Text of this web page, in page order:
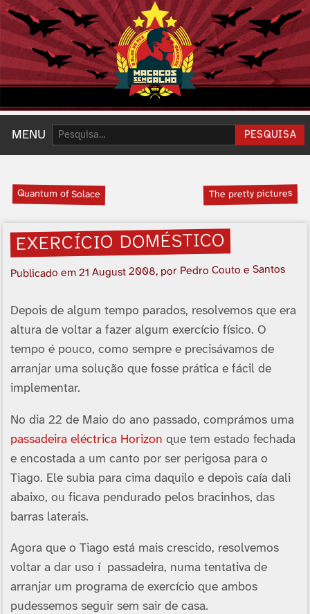
MENU Pesquisar: PESQUISA
Quantum of Solace The pretty pictures
EXERCÍ­CIO DOMÉSTICO
Publicado em21 August 2008, por Pedro Couto e Santos
Depois de algum tempo parados, resolvemos que era
altura de voltar a fazer algum exercí­cio fí­sico. O
tempo é pouco, como sempre e precisávamos de
arranjar uma solução que fosse prática e fácil de
implementar.
No dia 22 de Maio do ano passado, comprámos uma
passadeira eléctrica Horizon que tem estado fechada
e encostada a um canto por ser perigosa para o
Tiago. Ele subia para cima daquilo e depois caí­a dali
abaixo, ou ficava pendurado pelos bracinhos, das
barras laterais.
Agora que o Tiago está mais crescido, resolvemos
voltar a dar uso í passadeira, numa tentativa de
arranjar um programa de exercí­cio que ambos
pudessemos seguir sem sair de casa.